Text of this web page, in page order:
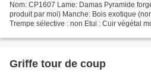
Nom: CP1607 Lame: Damas Pyramide
produit par moi) Manche: Bois exotique
Trempe sélective : non Etui : Cuir végétal
Griffe tour de coup